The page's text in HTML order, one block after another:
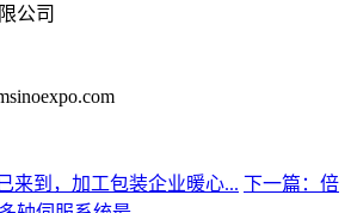
公司
来到，加工包装企业暖心... 下一篇：倍